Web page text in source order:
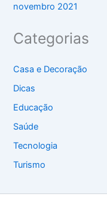
novembro 2021
Categorias
Casa e Decoração
Dicas
Educação
Saúde
Tecnologia
Turismo